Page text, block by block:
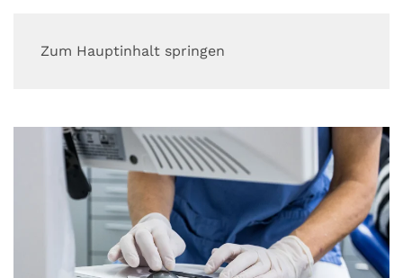
Zum Hauptinhalt springen